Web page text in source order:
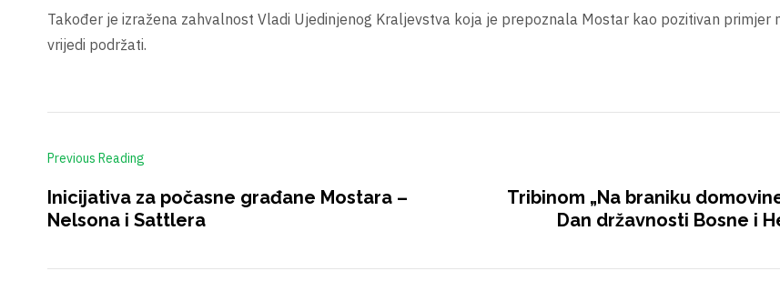
Također je izražena zahvalnost Vladi Ujedinjenog Kraljevstva koja je prepoznala Mostar kao pozitivan primjer
vrijedi podržati.
Previous Reading
Inicijativa za počasne građane Mostara –
Nelsona i Sattlera
Tribinom „Na braniku
Dan državnosti Bosne i